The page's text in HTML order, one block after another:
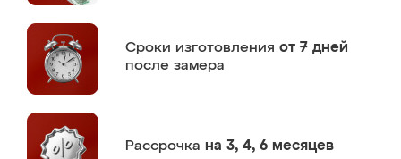
Сроки изготовления от 7 дней
после замера
Рассрочка на 3, 4, 6 месяцев